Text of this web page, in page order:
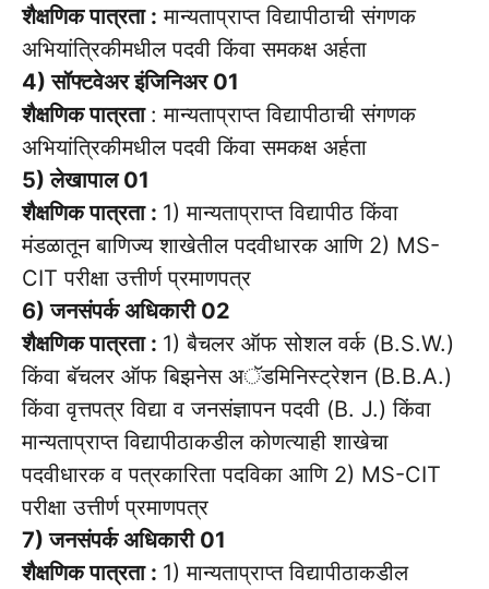
शैक्षणिक पात्रता : मान्यताप्राप्त विद्यापीठाची संगणक
अभियांत्रिकीमधील पदवी किंवा समकक्ष अर्हता
4) सॉफ्टवेअर इंजिनिअर 01
शैक्षणिक पात्रता : मान्यताप्राप्त विद्यापीठाची संगणक
अभियांत्रिकीमधील पदवी किंवा समकक्ष अर्हता
5) लेखापाल 01
शैक्षणिक पात्रता : 1) मान्यताप्राप्त विद्यापीठ किंवा
मंडळातून बाणिज्य शाखेतील पदवीधारक आणि 2) MS-
CIT परीक्षा उत्तीर्ण प्रमाणपत्र
6) जनसंपर्क अधिकारी 02
शैक्षणिक पात्रता : 1) बैचलर ऑफ सोशल वर्क (B.S.W.)
किंवा बॅचलर ऑफ बिझनेस अॅडमिनिस्ट्रेशन (B.B.A.)
किंवा वृत्तपत्र विद्या व जनसंज्ञापन पदवी (B. J.) किंवा
मान्यताप्राप्त विद्यापीठाकडील कोणत्याही शाखेचा
पदवीधारक व पत्रकारिता पदविका आणि 2) MS-CIT
परीक्षा उत्तीर्ण प्रमाणपत्र
7) जनसंपर्क अधिकारी 01
शैक्षणिक पात्रता : 1) मान्यताप्राप्त विद्यापीठाकडील